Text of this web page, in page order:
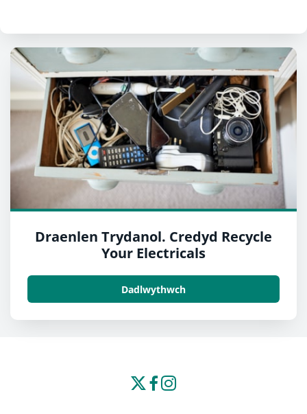
Draenlen Trydanol. Credyd Recycle
Your Electricals
Dadlwythwch